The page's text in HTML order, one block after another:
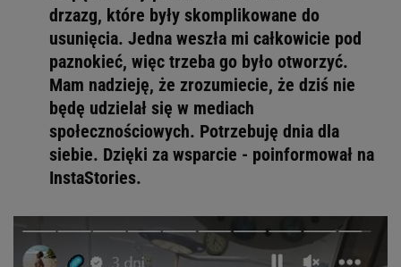
drzazg, które były skomplikowane do
usunięcia. Jedna weszła mi całkowicie pod
paznokieć, więc trzeba go było otworzyć.
Mam nadzieję, że zrozumiecie, że dziś nie
będę udzielał się w mediach
społecznościowych. Potrzebuję dnia dla
siebie. Dzięki za wsparcie - poinformował na
InstaStories.